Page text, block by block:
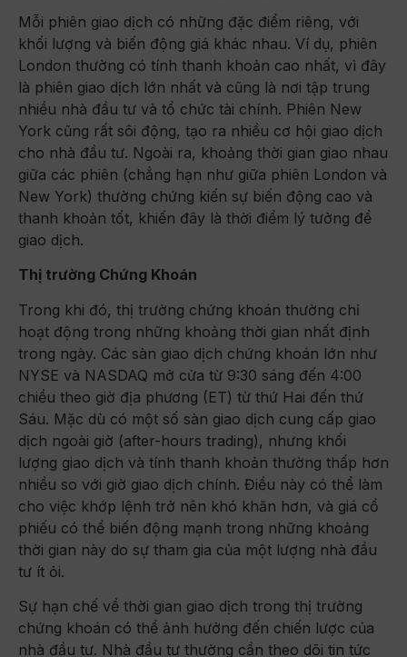
Mỗi phiên giao dịch có những đặc điểm riêng, với
khối lượng và biến động giá khác nhau. Ví dụ, phiên
London thường có tính thanh khoản cao nhất, vì đây
là phiên giao dịch lớn nhất và cũng là nơi tập trung
nhiều nhà đầu tư và tổ chức tài chính. Phiên New
York cũng rất sôi động, tạo ra nhiều cơ hội giao dịch
cho nhà đầu tư. Ngoài ra, khoảng thời gian giao nhau
giữa các phiên (chẳng hạn như giữa phiên London và
New York) thường chứng kiến sự biến động cao và
thanh khoản tốt, khiến đây là thời điểm lý tưởng để
giao dịch.
Thị trường Chứng Khoán
Trong khi đó, thị trường chứng khoán thường chỉ
hoạt động trong những khoảng thời gian nhất định
trong ngày. Các sàn giao dịch chứng khoán lớn như
NYSE và NASDAQ mở cửa từ 9:30 sáng đến 4:00
chiều theo giờ địa phương (ET) từ thứ Hai đến thứ
Sáu. Mặc dù có một số sàn giao dịch cung cấp giao
dịch ngoài giờ (after-hours trading), nhưng khối
lượng giao dịch và tính thanh khoản thường thấp hơn
nhiều so với giờ giao dịch chính. Điều này có thể làm
cho việc khớp lệnh trở nên khó khăn hơn, và giá cổ
phiếu có thể biến động mạnh trong những khoảng
thời gian này do sự tham gia của một lượng nhà đầu
tư ít ỏi.
Sự hạn chế về thời gian giao dịch trong thị trường
chứng khoán có thể ảnh hưởng đến chiến lược của
nhà đầu tư. Nhà đầu tư thường cần theo dõi tin tức